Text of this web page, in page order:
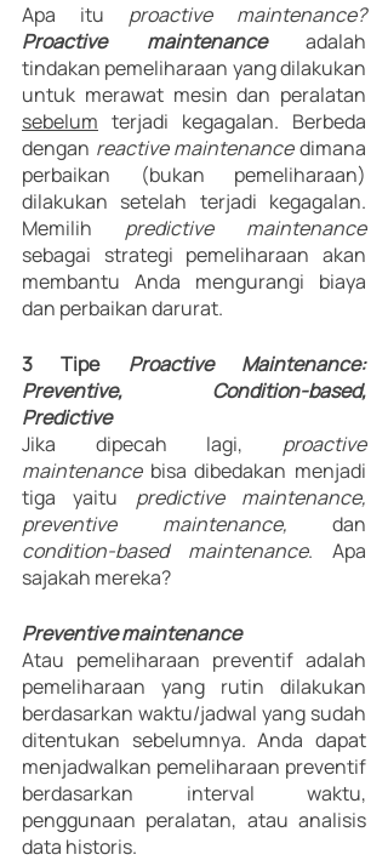
Apa itu
proactive maintenance?
Proactive maintenance adalah
tindakan pemeliharaan yang dilakukan
sebelum terjadi kegagalan. Berbeda
dengan reactive maintenance dimana
perbaikan (bukan pemeliharaan)
dilakukan setelah terjadi kegagalan.
Memilih
predictive maintenance
sebagai strategi pemeliharaan akan
membantu Anda mengurangi biaya
dan perbaikan darurat.
3 Tipe Proactive Maintenance:
Preventive, Condition-based,
Predictive
Jika dipecah lagi, proactive
maintenance bisa dibedakan menjadi
tiga yaitu predictive maintenance,
preventive maintenance,
condition-based maintenance. Apa
sajakah mereka?
Preventive maintenance
Atau pemeliharaan preventif adalah
pemeliharaan yang rutin dilakukan
berdasarkan waktu/jadwal yang sudah
ditentukan sebelumnya. Anda dapat
menjadwalkan pemeliharaan preventif
berdasarkan interval waktu,
penggunaan peralatan, atau analisis
data historis.